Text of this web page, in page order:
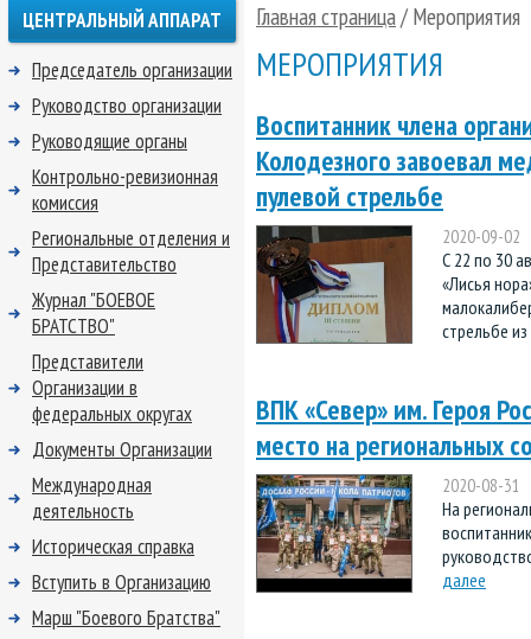
Главная страница/ Мероприятия
МЕРОПРИЯТИЯ
Воспитанник члена
Колодезного завоевал
пулевой стрельбе
2020-09-02
С 22 по 30
«Лисья
стрельбе
ВПК «Север» им. Героя
место на региональных
2020-08-31
На
далее
ЦЕНТРАЛЬНЫЙ АППАРАТ
Председатель организации
Руководство организации
Руководящие органы
Контрольно-ревизионная
комиссия
Региональные отделения и
Представительство
Журнал "БОЕВОЕ
БРАТСТВО"
Представители
Организации в
федеральных округах
Документы Организации
Международная
деятельность
Историческая справка
Вступить в Организацию
Марш "Боевого Братства"